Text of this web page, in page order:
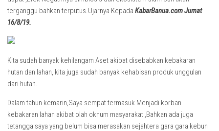
terganggu bahkan terputus.Ujarnya Kepada KabarBanua.com Jumat
16/8/19.
Kita sudah banyak kehilangam Aset akibat disebabkan kebakaran
hutan dan lahan, kita juga sudah banyak kehabisan produk unggulan
dari hutan.
Dalam tahun kemarin,Saya sempat termasuk Menjadi korban
kebakaran lahan akibat olah oknum masyarakat ,Bahkan ada juga
tetangga saya yang belum bisa merasakan sejahtera gara gara kebun